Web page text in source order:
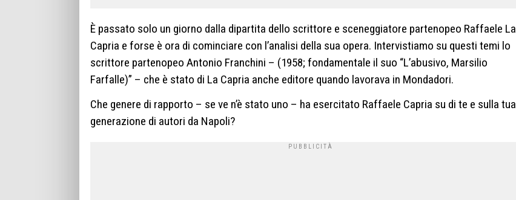
È passato solo un giorno dalla dipartita dello scrittore e sceneggiatore partenopeo Raffaele La
Capria e forse è ora di cominciare con l’analisi della sua opera. Intervistiamo su questi temi lo
scrittore partenopeo Antonio Franchini – (1958; fondamentale il suo “L’abusivo, Marsilio
Farfalle)” – che è stato di La Capria anche editore quando lavorava in Mondadori.
Che genere di rapporto – se ve n’è stato uno – ha esercitato Raffaele Capria su di te e sulla tua
generazione di autori da Napoli?